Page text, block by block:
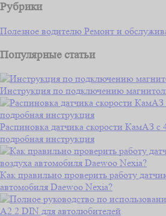
Рубрики
Полезное водителю Ремонт и
Популярные статьи
Инструкция по подключению
Распиновка датчика скорости КамАЗ
подробная инструкция
Как правильно проверить работу
автомобиля Daewoo Nexia?